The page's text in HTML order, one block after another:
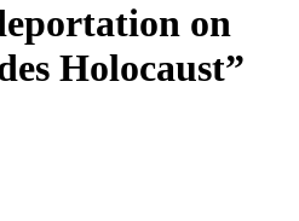
on
Holocaust”